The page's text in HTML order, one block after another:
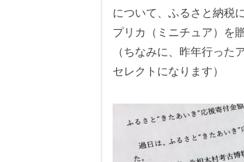
について、ふるさと納税
プリカ（ミニチュア）を
（ちなみに、昨年行った
セレクトになります）